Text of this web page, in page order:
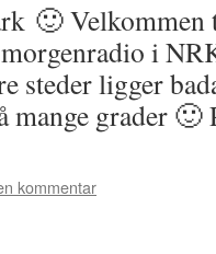
🙂 Velkommen
i
steder ligger
mange grader
kommentar